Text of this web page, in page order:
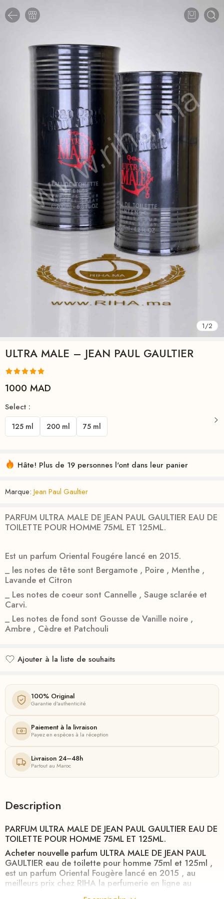
1/2
ULTRA MALE – JEAN PAUL GAULTIER
Noté5.00
sur
3
notations
client
1000 MAD
Select :
125 ml 200 ml 75 ml
Hâte! Plus de 19 personnes l'ont dans leur panier
Marque: Jean Paul Gaultier
PARFUM ULTRA MALE DE JEAN PAUL GAULTIER EAU DE
TOILETTE POUR HOMME 75ML ET 125ML.
Est un parfum Oriental Fougére lancé en 2015.
_ les notes de tête sont Bergamote , Poire , Menthe ,
Lavande et Citron
_ Les notes de coeur sont Cannelle , Sauge sclarée et
Carvi.
_ Les notes de fond sont Gousse de Vanille noire ,
Ambre , Cèdre et Patchouli
Ajouter à la liste de souhaits
100% Original
Garantie d'authenticité
Paiement à la livraison
Payez en espèces à la réception
Livraison 24–48h
Partout au Maroc
Description
PARFUM ULTRA MALE DE JEAN PAUL GAULTIER EAU DE
TOILETTE POUR HOMME 75ML ET 125ML.
Acheter nouvelle parfum ULTRA MALE DE JEAN PAUL
GAULTIER eau de toilette pour homme 75ml et 125ml ,
est un parfum Oriental Fougère lancé en 2015 , au
meilleurs prix chez RIHA la perfumerie en ligne au
meilleurs prix au Maroc en 24h.